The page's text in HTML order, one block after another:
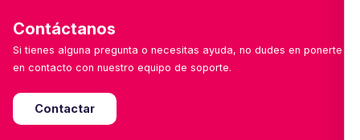
Contáctanos
Si tienes alguna pregunta o necesitas ayuda, no dudes en ponerte
en contacto con nuestro equipo de soporte.
Contactar